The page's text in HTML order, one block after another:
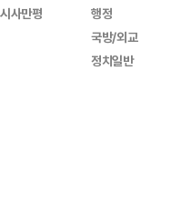
시사만평
행정
국방/외교
정치일반